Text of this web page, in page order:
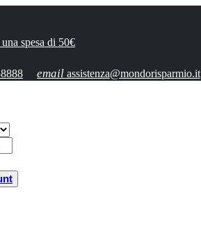
spesa di 50€
email assistenza@mondorisparmio.it